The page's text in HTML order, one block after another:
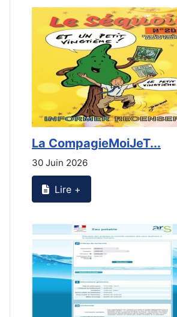
La CompagieMoiJeT...
30 Juin 2026
Lire +